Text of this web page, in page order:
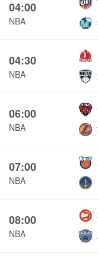
04:00
NBA
04:30
NBA
06:00
NBA
07:00
NBA
08:00
NBA